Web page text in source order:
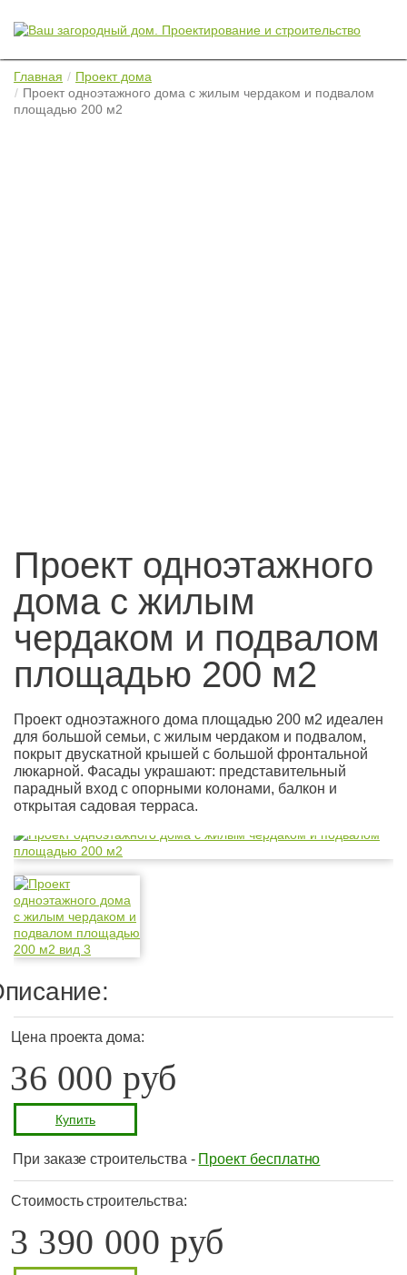
Главная
Проект дома
Проект одноэтажного дома с жилым чердаком и подвалом
площадью 200 м2
Проект одноэтажного
дома с жилым
чердаком и подвалом
площадью 200 м2
Проект одноэтажного дома площадью 200 м2 идеален
для большой семьи, с жилым чердаком и подвалом,
покрыт двускатной крышей с большой фронтальной
люкарной. Фасады украшают: представительный
парадный вход с опорными колонами, балкон и
открытая садовая терраса.
Цена проекта дома:
36 000 руб
Купить
При заказе строительства - Проект бесплатно
Стоимость строительства:
3 390 000 руб